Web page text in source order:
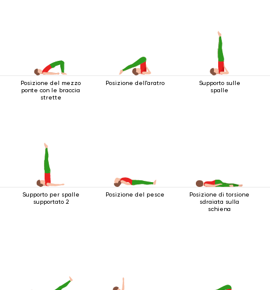
Posizione del mezzo
ponte con le braccia
strette
Posizione dell'aratro
Supporto sulle
spalle
Supporto per spalle
supportato 2
Posizione del pesce
Posizione di torsione
sdraiata sulla
schiena